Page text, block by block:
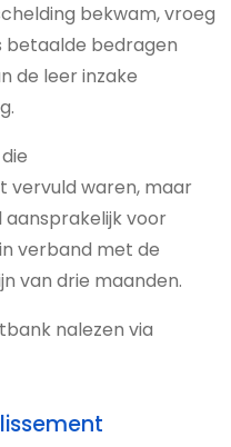
bekwam, vroeg
betaalde bedragen
de leer inzake
vervuld waren, maar
aansprakelijk voor
verband met de
van drie maanden.
nalezen via